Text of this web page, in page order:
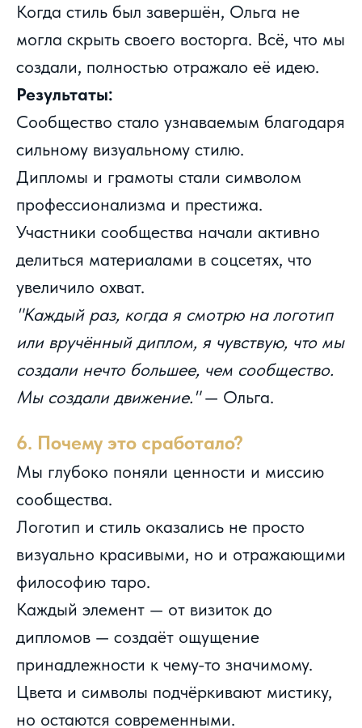
Когда стиль был завершён, Ольга не
могла скрыть своего восторга. Всё, что мы
создали, полностью отражало её идею.
Результаты:
Сообщество стало узнаваемым благодаря
сильному визуальному стилю.
Дипломы и грамоты стали символом
профессионализма и престижа.
Участники сообщества начали активно
делиться материалами в соцсетях, что
увеличило охват.
"Каждый раз, когда я смотрю на логотип
или вручённый диплом, я чувствую, что мы
создали нечто большее, чем сообщество.
Мы создали движение."— Ольга.
6. Почему это сработало?
Мы глубоко поняли ценности и миссию
сообщества.
Логотип и стиль оказались не просто
визуально красивыми, но и отражающими
философию таро.
Каждый элемент — от визиток до
дипломов — создаёт ощущение
принадлежности к чему-то значимому.
Цвета и символы подчёркивают мистику,
но остаются современными.